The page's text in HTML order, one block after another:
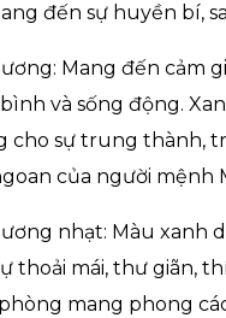
đến sự huyền bí,
Mang đến cảm
và sống động.
cho sự trung thành,
của người mệnh
nhạt: Màu xanh
thoải mái, thư giãn,
mang phong